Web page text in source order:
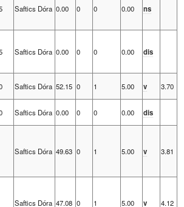
Saftics Dóra 0.00 0 0 0.00 ns
Saftics Dóra 0.00 0 0 0.00 dis
Saftics Dóra 52.15 0 1 5.00 v
3.70
Saftics Dóra 0.00 0 0 0.00
dis
Saftics Dóra 49.63 0 1 5.00 v 3.81
Saftics Dóra 47.08 0 1 5.00 v 4.12